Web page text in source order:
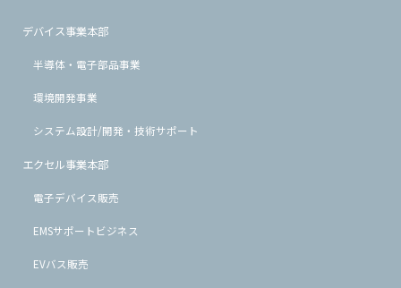
デバイス事業本部
半導体・電子部品事業
環境開発事業
システム設計/開発・技術サポート
エクセル事業本部
電子デバイス販売
EMSサポートビジネス
EVバス販売